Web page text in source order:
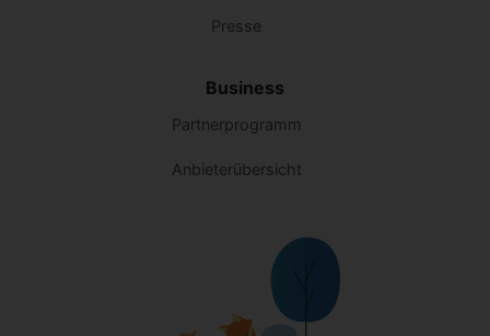
Presse
Business
Partnerprogramm
Anbieterübersicht